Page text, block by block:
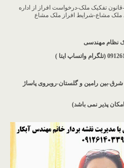
تفکیک ملک-درخواست افراز از اداره
ملک مشاع-شرایط افراز ملک مشاع
نظام مهندسی
واتساپ ایتا )
بین رامین و گلستان-روبروی پاساژ
پذیر نمی باشد)